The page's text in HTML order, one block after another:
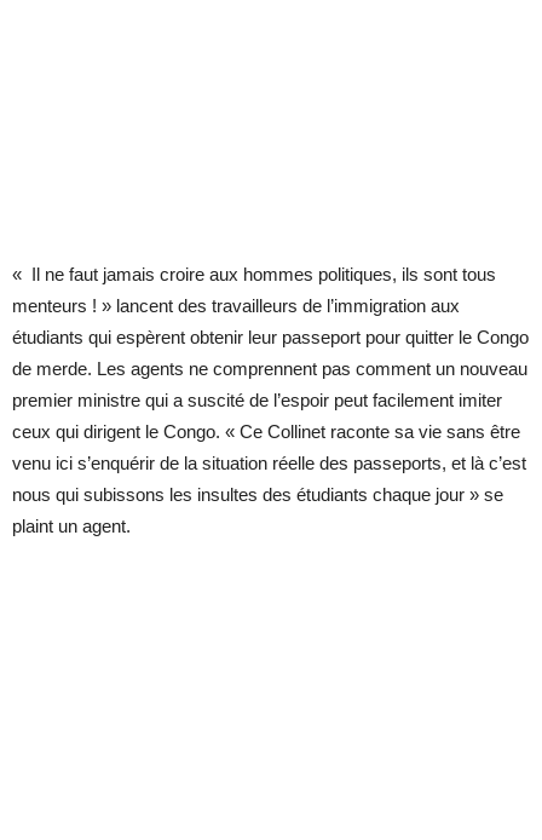
« Il ne faut jamais croire aux hommes politiques, ils sont tous
menteurs ! » lancent des travailleurs de l’immigration aux
étudiants qui espèrent obtenir leur passeport pour quitter le Congo
de merde. Les agents ne comprennent pas comment un nouveau
premier ministre qui a suscité de l’espoir peut facilement imiter
ceux qui dirigent le Congo. « Ce Collinet raconte sa vie sans être
venu ici s’enquérir de la situation réelle des passeports, et là c’est
nous qui subissons les insultes des étudiants chaque jour » se
plaint un agent.